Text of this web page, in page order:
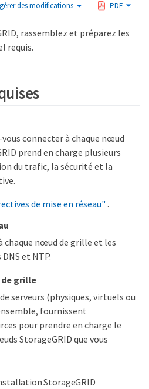
des modifications PDF
rassemblez et préparez les
requis.
connecter à chaque nœud
prend en charge plusieurs
du trafic, la sécurité et la
de mise en réseau" .
chaque nœud de grille et les
et NTP.
grille
serveurs (physiques, virtuels ou
fournissent
pour prendre en charge le
StorageGRID que vous
StorageGRID